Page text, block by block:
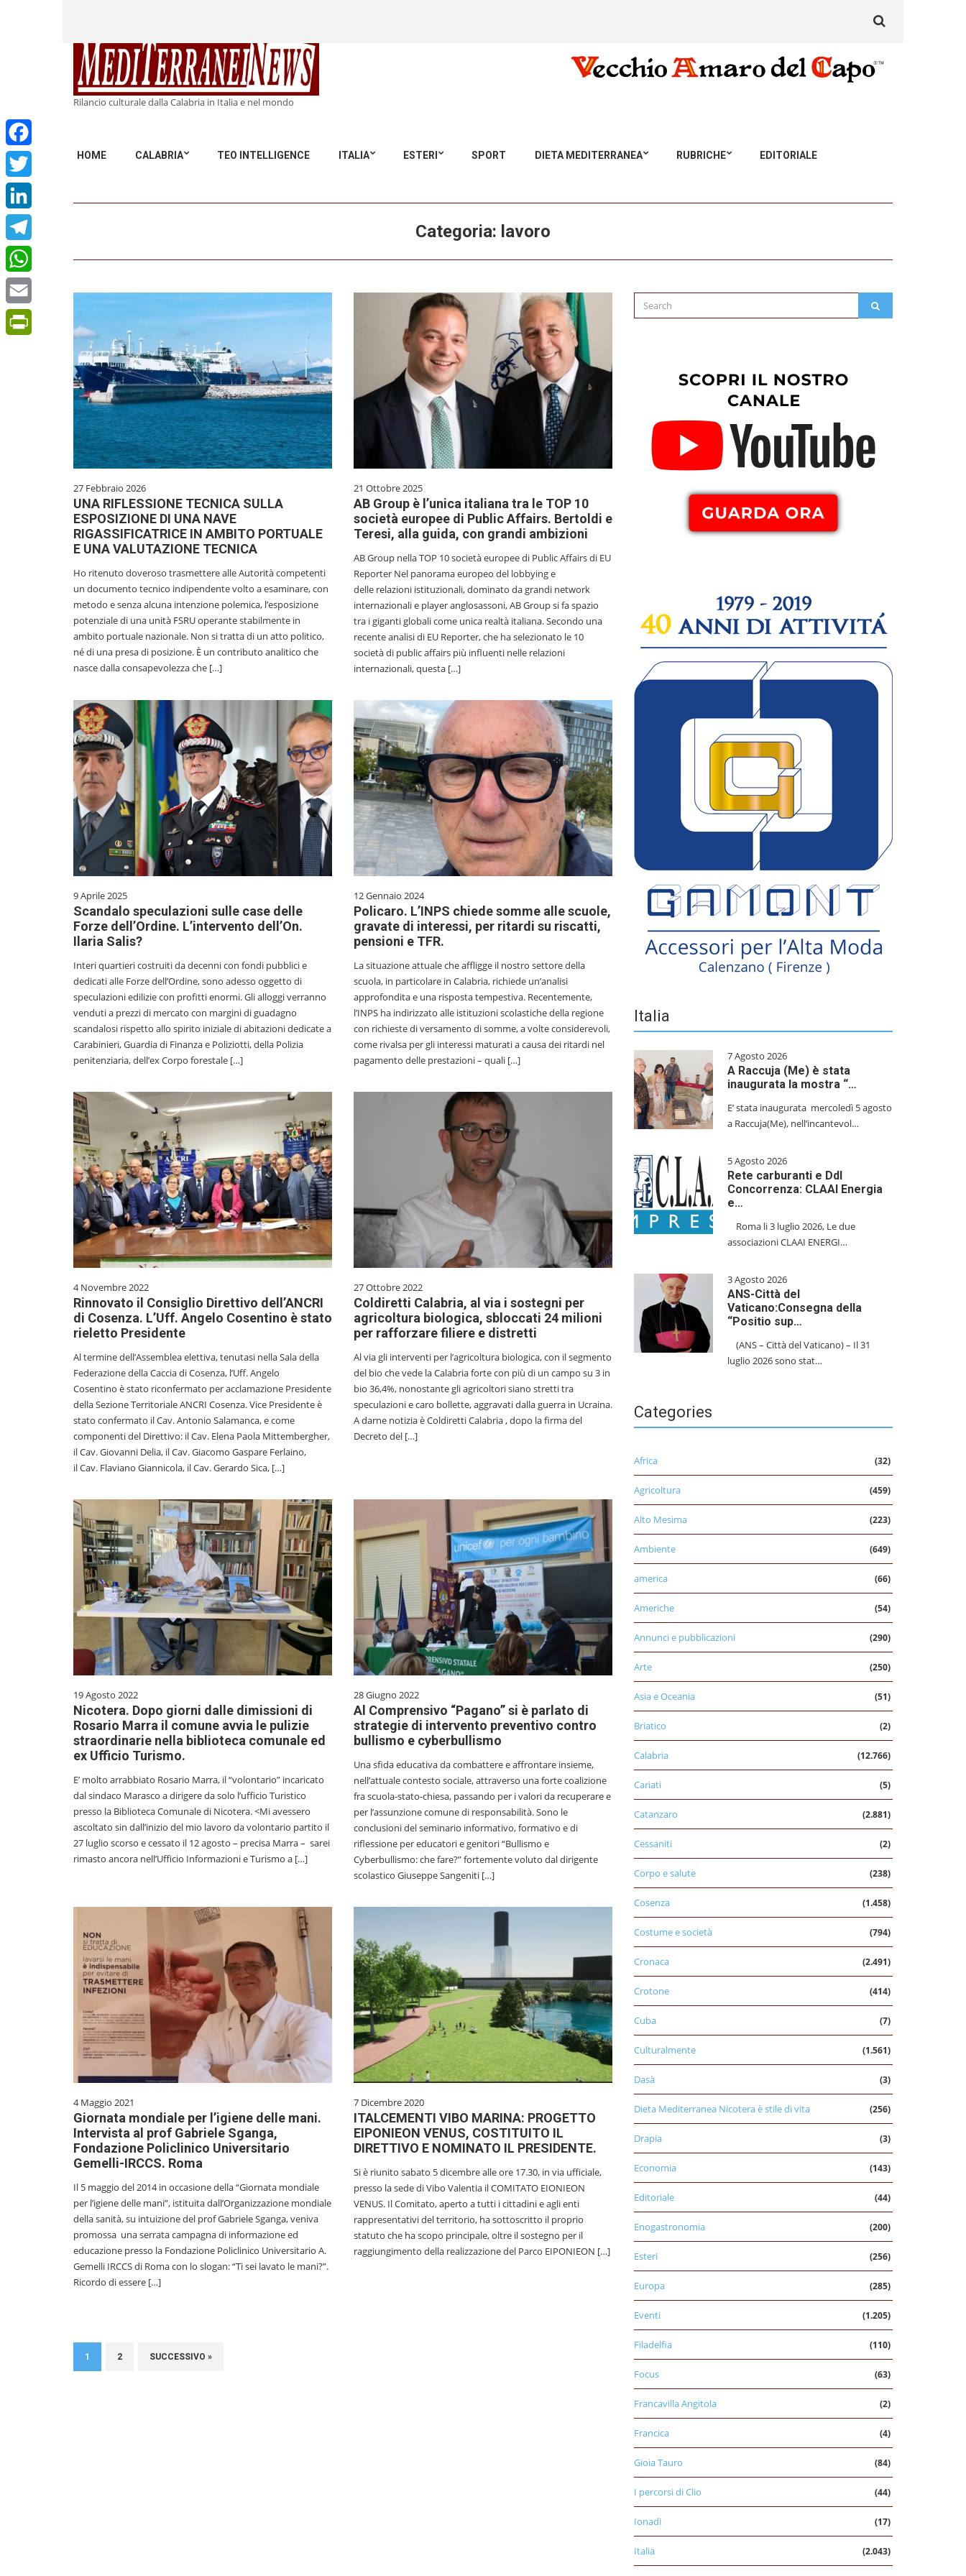
Rilancio culturale dalla Calabria in Italia e nel mondo
HOME CALABRIA TEO INTELLIGENCE ITALIA ESTERI SPORT DIETA MEDITERRANEA RUBRICHE EDITORIALE
for:
Facebook
Twitter
LinkedIn
Telegram
WhatsApp
Email
Categoria: lavoro
27 Febbraio 2026
UNA RIFLESSIONE TECNICA SULLA
ESPOSIZIONE DI UNA NAVE
RIGASSIFICATRICE IN AMBITO PORTUALE
E UNA VALUTAZIONE TECNICA
Ho ritenuto doveroso trasmettere alle Autorità competenti
un documento tecnico indipendente volto a esaminare, con
metodo e senza alcuna intenzione polemica, l’esposizione
potenziale di una unità FSRU operante stabilmente in
ambito portuale nazionale. Non si tratta di un atto politico,
né di una presa di posizione. È un contributo analitico che
nasce dalla consapevolezza che […]
21 Ottobre 2025
AB Group è l’unica italiana tra le TOP 10
società europee di Public Affairs. Bertoldi e
Teresi, alla guida, con grandi ambizioni
AB Group nella TOP 10 società europee di Public Affairs di EU
Reporter Nel panorama europeo del lobbying e
delle relazioni istituzionali, dominato da grandi network
internazionali e player anglosassoni, AB Group si fa spazio
tra i giganti globali come unica realtà italiana. Secondo una
recente analisi di EU Reporter, che ha selezionato le 10
società di public affairs più influenti nelle relazioni
internazionali, questa […]
9 Aprile 2025
Scandalo speculazioni sulle case delle
Forze dell’Ordine. L’intervento dell’On.
Ilaria Salis?
Interi quartieri costruiti da decenni con fondi pubblici e
dedicati alle Forze dell’Ordine, sono adesso oggetto di
speculazioni edilizie con profitti enormi. Gli alloggi verranno
venduti a prezzi di mercato con margini di guadagno
scandalosi rispetto allo spirito iniziale di abitazioni dedicate a
Carabinieri, Guardia di Finanza e Poliziotti, della Polizia
penitenziaria, dell’ex Corpo forestale […]
12 Gennaio 2024
Policaro. L’INPS chiede somme alle scuole,
gravate di interessi, per ritardi su riscatti,
pensioni e TFR.
La situazione attuale che affligge il nostro settore della
scuola, in particolare in Calabria, richiede un’analisi
approfondita e una risposta tempestiva. Recentemente,
l’INPS ha indirizzato alle istituzioni scolastiche della regione
con richieste di versamento di somme, a volte considerevoli,
come rivalsa per gli interessi maturati a causa dei ritardi nel
pagamento delle prestazioni – quali […]
4 Novembre 2022
Rinnovato il Consiglio Direttivo dell’ANCRI
di Cosenza. L’Uff. Angelo Cosentino è stato
rieletto Presidente
Al termine dell’Assemblea elettiva, tenutasi nella Sala della
Federazione della Caccia di Cosenza, l’Uff. Angelo
Cosentino è stato riconfermato per acclamazione Presidente
della Sezione Territoriale ANCRI Cosenza. Vice Presidente è
stato confermato il Cav. Antonio Salamanca, e come
componenti del Direttivo: il Cav. Elena Paola Mittembergher,
il Cav. Giovanni Delia, il Cav. Giacomo Gaspare Ferlaino,
il Cav. Flaviano Giannicola, il Cav. Gerardo Sica, […]
27 Ottobre 2022
Coldiretti Calabria, al via i sostegni per
agricoltura biologica, sbloccati 24 milioni
per rafforzare filiere e distretti
Al via gli interventi per l’agricoltura biologica, con il segmento
del bio che vede la Calabria forte con più di un campo su 3 in
bio 36,4%, nonostante gli agricoltori siano stretti tra
speculazioni e caro bollette, aggravati dalla guerra in Ucraina.
A darne notizia è Coldiretti Calabria , dopo la firma del
Decreto del […]
19 Agosto 2022
Nicotera. Dopo giorni dalle dimissioni di
Rosario Marra il comune avvia le pulizie
straordinarie nella biblioteca comunale ed
ex Ufficio Turismo.
E’ molto arrabbiato Rosario Marra, il “volontario” incaricato
dal sindaco Marasco a dirigere da solo l’ufficio Turistico
presso la Biblioteca Comunale di Nicotera. <Mi avessero
ascoltato sin dall’inizio del mio lavoro da volontario partito il
27 luglio scorso e cessato il 12 agosto – precisa Marra – sarei
rimasto ancora nell’Ufficio Informazioni e Turismo a […]
28 Giugno 2022
Al Comprensivo “Pagano” si è parlato di
strategie di intervento preventivo contro
bullismo e cyberbullismo
Una sfida educativa da combattere e affrontare insieme,
nell’attuale contesto sociale, attraverso una forte coalizione
fra scuola-stato-chiesa, passando per i valori da recuperare e
per l’assunzione comune di responsabilità. Sono le
conclusioni del seminario informativo, formativo e di
riflessione per educatori e genitori “Bullismo e
Cyberbullismo: che fare?” fortemente voluto dal dirigente
scolastico Giuseppe Sangeniti […]
4 Maggio 2021
Giornata mondiale per l’igiene delle mani.
Intervista al prof Gabriele Sganga,
Fondazione Policlinico Universitario
Gemelli-IRCCS. Roma
Il 5 maggio del 2014 in occasione della “Giornata mondiale
per l’igiene delle mani”, istituita dall’Organizzazione mondiale
della sanità, su intuizione del prof Gabriele Sganga, veniva
promossa una serrata campagna di informazione ed
educazione presso la Fondazione Policlinico Universitario A.
Gemelli IRCCS di Roma con lo slogan: “Ti sei lavato le mani?”.
Ricordo di essere […]
7 Dicembre 2020
ITALCEMENTI VIBO MARINA: PROGETTO
EIPONIEON VENUS, COSTITUITO IL
DIRETTIVO E NOMINATO IL PRESIDENTE.
Si è riunito sabato 5 dicembre alle ore 17.30, in via ufficiale,
presso la sede di Vibo Valentia il COMITATO EIONIEON
VENUS. Il Comitato, aperto a tutti i cittadini e agli enti
rappresentativi del territorio, ha sottoscritto il proprio
statuto che ha scopo principale, oltre il sostegno per il
raggiungimento della realizzazione del Parco EIPONIEON […]
1 2 SUCCESSIVO »
Search
for:
Italia
7 Agosto 2026
A Raccuja (Me) è stata
inaugurata la mostra “…
E’ stata inaugurata mercoledì 5 agosto
a Raccuja(Me), nell’incantevol…
5 Agosto 2026
Rete carburanti e Ddl
Concorrenza: CLAAI Energia
e…
​Roma li 3 luglio 2026, Le due
associazioni CLAAI ENERGI…
3 Agosto 2026
ANS-Città del
Vaticano:Consegna della
“Positio sup…
(ANS – Città del Vaticano) – Il 31
luglio 2026 sono stat…
Categories
Africa (32)
Agricoltura (459)
Alto Mesima (223)
Ambiente (649)
america (66)
Americhe (54)
Annunci e pubblicazioni (290)
Arte (250)
Asia e Oceania (51)
Briatico (2)
Calabria (12.766)
Cariati (5)
Catanzaro (2.881)
Cessaniti (2)
Corpo e salute (238)
Cosenza (1.458)
Costume e società (794)
Cronaca (2.491)
Crotone (414)
Cuba (7)
Culturalmente (1.561)
Dasà (3)
Dieta Mediterranea Nicotera è stile di vita (256)
Drapia (3)
Economia (143)
Editoriale (44)
Enogastronomia (200)
Esteri (256)
Europa (285)
Eventi (1.205)
Filadelfia (110)
Focus (63)
Francavilla Angitola (2)
Francica (4)
Gioia Tauro (84)
I percorsi di Clio (44)
Ionadi (17)
Italia (2.043)